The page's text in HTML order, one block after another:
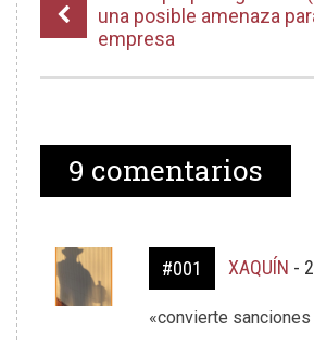
una posible amenaza
empresa
9 comentarios
#001 XAQUÍN -
«convierte